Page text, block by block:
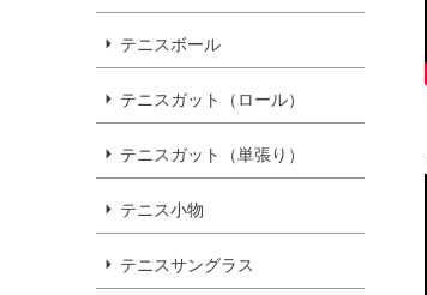
テニスボール
テニスガット（ロール）
テニスガット（単張り）
テニス小物
テニスサングラス